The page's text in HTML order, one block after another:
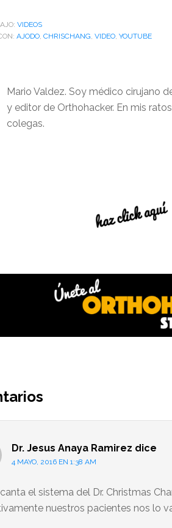
VIDEOS
AJODO, CHRISCHANG, VIDEO, YOUTUBE
Mario Valdez. Soy médico cirujano
y editor de Orthohacker. En mis
colegas.
Dr. Jesus Anaya Ramirez dice
4 MAYO, 2016 EN 1:38 AM
el sistema del Dr. Christmas
nuestros pacientes nos lo